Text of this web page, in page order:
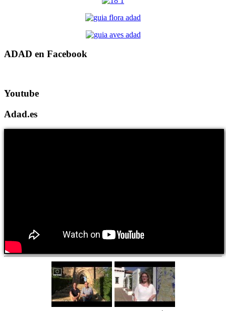
ADAD en Facebook
Youtube
Adad.es